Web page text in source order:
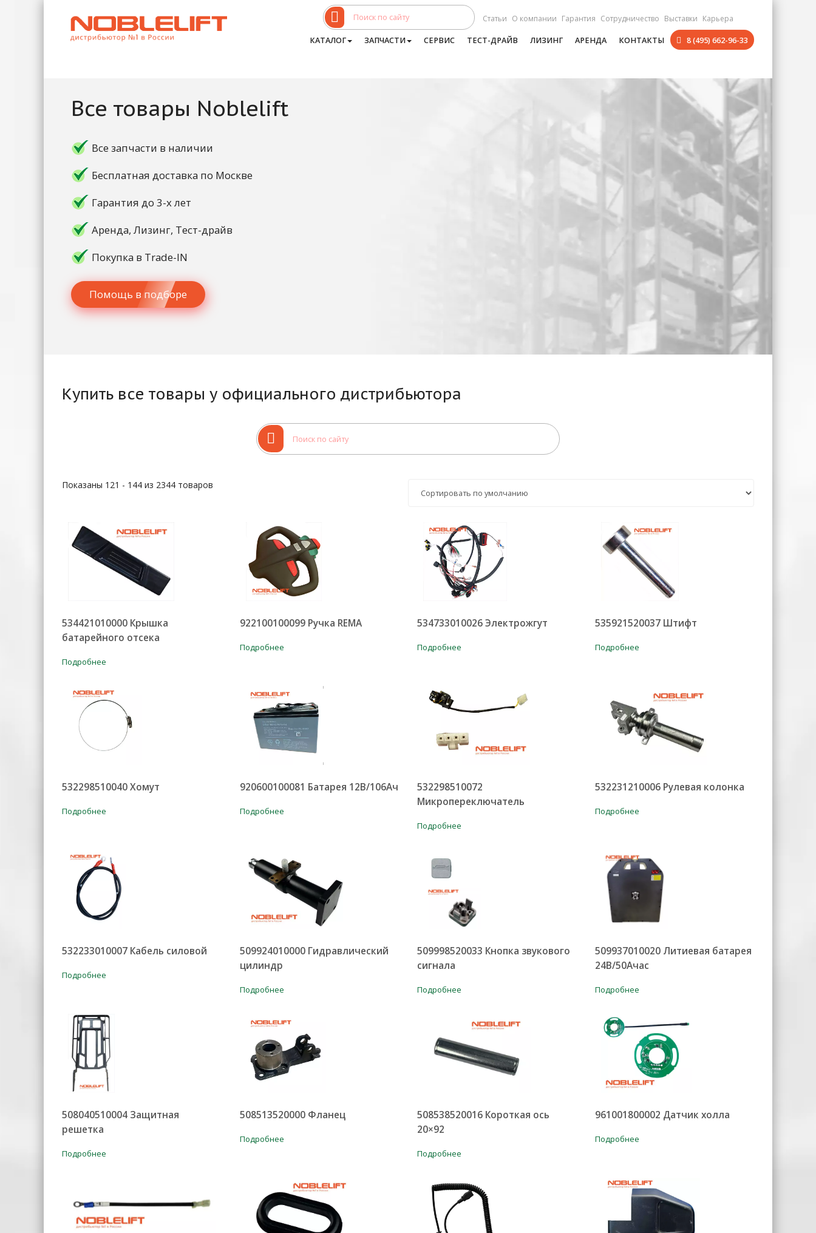
Статьи О компании Гарантия Сотрудничество Выставки Карьера
КАТАЛОГ ЗАПЧАСТИ СЕРВИС ТЕСТ-ДРАЙВ ЛИЗИНГ АРЕНДА КОНТАКТЫ 8 (495) 662-96-33
Все товары Noblelift
Все запчасти в наличии
Бесплатная доставка по Москве
Гарантия до 3-х лет
Аренда, Лизинг, Тест-драйв
Покупка в Trade-IN
Помощь в подборе
Купить все товары у официального дистрибьютора
Показаны 121 - 144 из 2344 товаров
534421010000 Крышка
батарейного отсека
Подробнее
922100100099 Ручка REMA
Подробнее
534733010026 Электрожгут
Подробнее
535921520037 Штифт
Подробнее
532298510040 Хомут
Подробнее
920600100081 Батарея 12В/106Ач
Подробнее
532298510072
Микропереключатель
Подробнее
532231210006 Рулевая колонка
Подробнее
532233010007 Кабель силовой
Подробнее
509924010000 Гидравлический
цилиндр
Подробнее
509998520033 Кнопка звукового
сигнала
Подробнее
509937010020 Литиевая батарея
24В/50Ачас
Подробнее
508040510004 Защитная
решетка
Подробнее
508513520000 Фланец
Подробнее
508538520016 Короткая ось
20×92
Подробнее
961001800002 Датчик холла
Подробнее